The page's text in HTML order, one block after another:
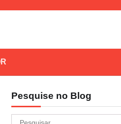
Pesquise no Blog
Pesquisar